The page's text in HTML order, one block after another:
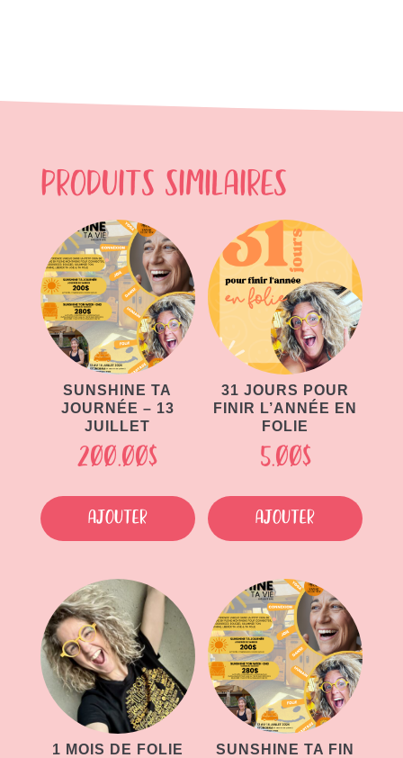
Produits similaires
SUNSHINE TA
JOURNÉE – 13
JUILLET
200.00$
Ajouter
31 JOURS POUR
FINIR L’ANNÉE EN
FOLIE
5.00$
Ajouter
1 MOIS DE FOLIE
SUNSHINE TA FIN